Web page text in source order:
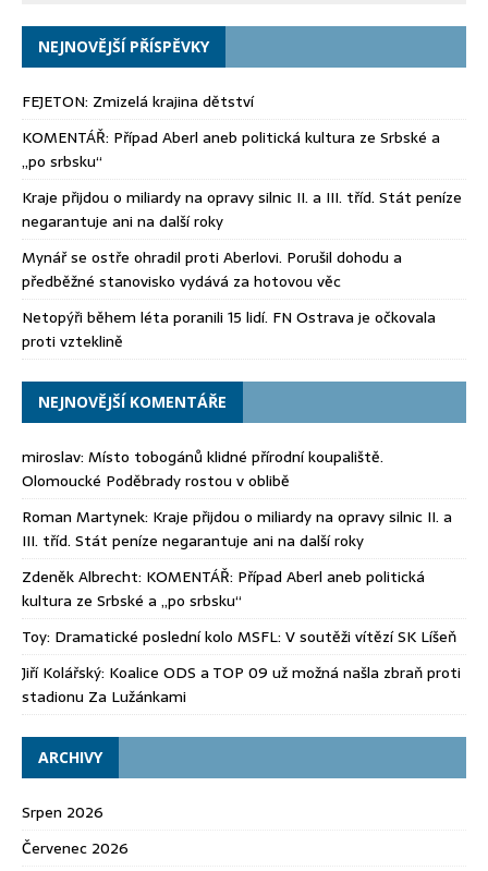
NEJNOVĚJŠÍ PŘÍSPĚVKY
FEJETON: Zmizelá krajina dětství
KOMENTÁŘ: Případ Aberl aneb politická kultura ze Srbské a
„po srbsku“
Kraje přijdou o miliardy na opravy silnic II. a III. tříd. Stát peníze
negarantuje ani na další roky
Mynář se ostře ohradil proti Aberlovi. Porušil dohodu a
předběžné stanovisko vydává za hotovou věc
Netopýři během léta poranili 15 lidí. FN Ostrava je očkovala
proti vzteklině
NEJNOVĚJŠÍ KOMENTÁŘE
miroslav: Místo tobogánů klidné přírodní koupaliště.
Olomoucké Poděbrady rostou v oblibě
Roman Martynek: Kraje přijdou o miliardy na opravy silnic II. a
III. tříd. Stát peníze negarantuje ani na další roky
Zdeněk Albrecht: KOMENTÁŘ: Případ Aberl aneb politická
kultura ze Srbské a „po srbsku“
Toy: Dramatické poslední kolo MSFL: V soutěži vítězí SK Líšeň
Jiří Kolářský: Koalice ODS a TOP 09 už možná našla zbraň proti
stadionu Za Lužánkami
ARCHIVY
Srpen 2026
Červenec 2026